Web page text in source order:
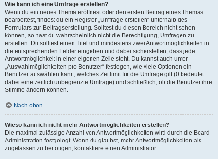
Wie kann ich eine Umfrage erstellen?
Wenn du ein neues Thema eröffnest oder den ersten Beitrag eines Themas
bearbeitest, findest du ein Register „Umfrage erstellen“ unterhalb des
Formulars zur Beitragserstellung. Solltest du diesen Bereich nicht sehen
können, so hast du wahrscheinlich nicht die Berechtigung, Umfragen zu
erstellen. Du solltest einen Titel und mindestens zwei Antwortmöglichkeiten in
die entsprechenden Felder eingeben und dabei sicherstellen, dass jede
Antwortmöglichkeit in einer eigenen Zeile steht. Du kannst auch unter
„Auswahlmöglichkeiten pro Benutzer“ festlegen, wie viele Optionen ein
Benutzer auswählen kann, welches Zeitlimit für die Umfrage gilt (0 bedeutet
dabei eine zeitlich unbegrenzte Umfrage) und schließlich, ob die Benutzer ihre
Stimme ändern können.
Nach oben
Wieso kann ich nicht mehr Antwortmöglichkeiten erstellen?
Die maximal zulässige Anzahl von Antwortmöglichkeiten wird durch die Board-
Administration festgelegt. Wenn du glaubst, mehr Antwortmöglichkeiten als
zugelassen zu benötigen, kontaktiere einen Administrator.